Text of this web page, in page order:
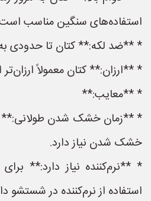
استفاده‌های سنگین مناسب
* **ضد لکه:** کتان تا حدودی
* **ارزان:** کتان معمولاً
* **معایب:**
* **زمان خشک شدن طولانی:**
خشک شدن نیاز دارد.
* **نرم‌کننده نیاز دارد:**
استفاده از نرم‌کننده در شستشو